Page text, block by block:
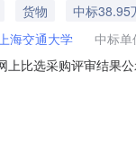
货物
中标38.95
上海交通大学
中标单
上比选采购评审结果
再另行公告中标结